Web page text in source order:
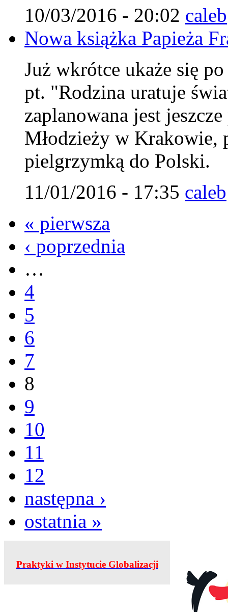
10/03/2016 - 20:02 caleb
Nowa książka Papieża
Już wkrótce ukaże się
pt. "Rodzina uratuje
zaplanowana jest
Młodzieży w Krakowie,
pielgrzymką do Polski.
11/01/2016 - 17:35 caleb
« pierwsza
‹ poprzednia
…
4
5
6
7
8
9
10
11
12
następna ›
ostatnia »
Praktyki w Instytucie Globalizacji